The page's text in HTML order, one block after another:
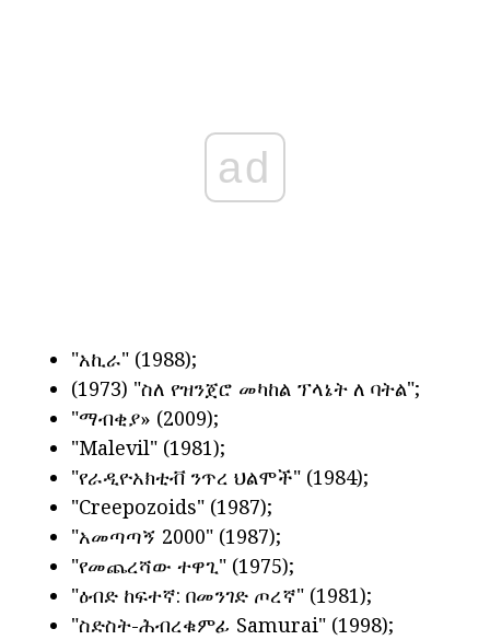
ad
"አኪራ" (1988);
(1973) "ስለ የዝንጀሮ መካከል ፕላኔት ለ ባትል";
"ማብቂያ» (2009);
"Malevil" (1981);
"የራዲዮአክቲቭ ንጥረ ህልሞች" (1984);
"Creepozoids" (1987);
"አመጣጣኝ 2000" (1987);
"የመጨረሻው ተዋጊ" (1975);
"ዕብድ ከፍተኛ: በመንገድ ጦረኛ" (1981);
"ስድስት-ሕብረቁምፊ Samurai" (1998);